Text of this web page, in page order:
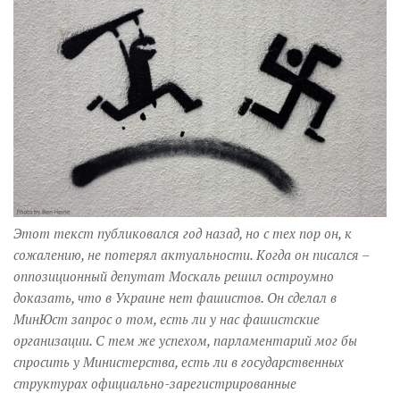
Візуальне
Научпоп
Головне
Цитати
Inter/antinational
Этот текст публиковался год назад, но с тех пор он, к
сожалению, не потерял актуальности. Когда он писался –
оппозиционный депутат Москаль решил остроумно
доказать, что в Украине нет фашистов. Он сделал в
МинЮст запрос о том, есть ли у нас фашистские
организации. С тем же успехом, парламентарий мог бы
спросить у Министерства, есть ли в государственных
структурах официально-зарегистрированные